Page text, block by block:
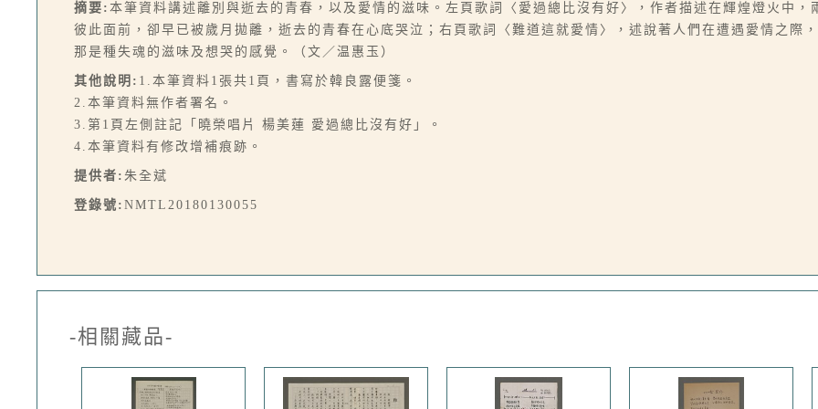
摘要: 本筆資料講述離別與逝去的青春，以及愛情的滋味。左頁歌詞〈愛過總比沒有好〉，作者描述在輝煌燈火中
彼此面前，卻早已被歲月拋離，逝去的青春在心底哭泣；右頁歌詞〈難道這就愛情〉，述說著人們在遭遇愛情之際
那是種失魂的滋味及想哭的感覺。（文／温惠玉）
其他說明: 1.本筆資料1張共1頁，書寫於韓良露便箋。
2.本筆資料無作者署名。
3.第1頁左側註記「曉榮唱片 楊美蓮 愛過總比沒有好」。
4.本筆資料有修改增補痕跡。
提供者: 朱全斌
登錄號: NMTL20180130055
-相關藏品-